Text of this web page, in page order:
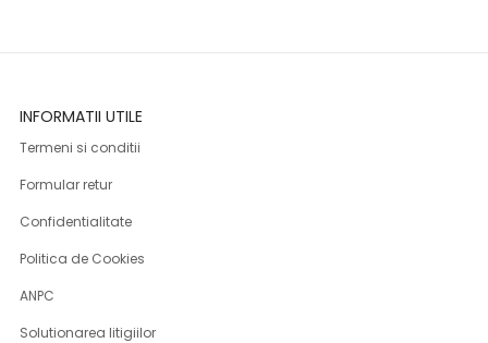
INFORMATII UTILE
Termeni si conditii
Formular retur
Confidentialitate
Politica de Cookies
ANPC
Solutionarea litigiilor